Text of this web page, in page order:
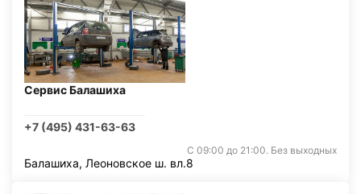
Сервис Балашиха
+7 (495) 431-63-63
С 09:00 до 21:00. Без выходных
Балашиха, Леоновское ш. вл.8